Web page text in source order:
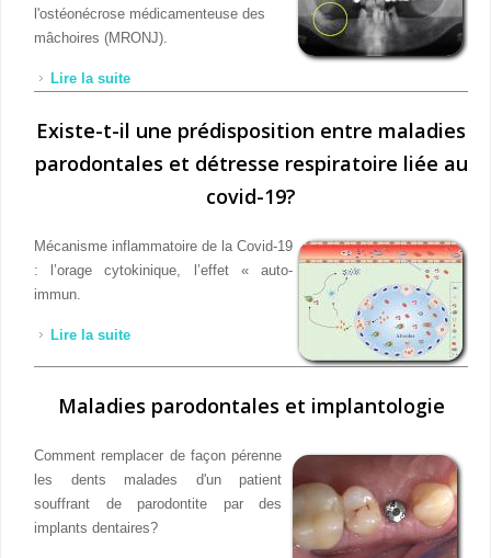
l'ostéonécrose médicamenteuse des
mâchoires (MRONJ).
Lire la suite
Existe-t-il une prédisposition entre maladies
parodontales et détresse respiratoire liée au
covid-19?
Mécanisme inflammatoire de la Covid-19
: l’orage cytokinique, l’effet « auto-
immun.
Lire la suite de Existe-t-il une prédisposition entre maladies
parodontales et détresse respiratoire liée au covid-
Maladies parodontales et implantologie
Comment remplacer de façon pérenne
les dents malades d'un patient
souffrant de parodontite par des
implants dentaires?